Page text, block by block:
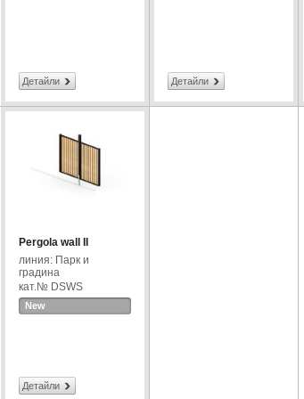
Детайли Детайли
Pergola wall II
линия: Парк и
градина
кат.№ DSWS
New
Детайли